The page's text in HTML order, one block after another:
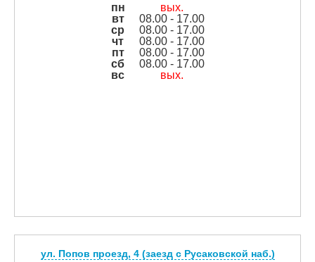
пн
вых.
вт
08.00 - 17.00
ср
08.00 - 17.00
чт
08.00 - 17.00
пт
08.00 - 17.00
сб
08.00 - 17.00
вс
вых.
ул. Попов проезд, 4 (заезд с Русаковской наб.)